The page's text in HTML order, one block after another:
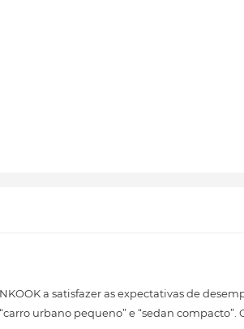
a satisfazer as expectativas de
urbano pequeno” e “sedan